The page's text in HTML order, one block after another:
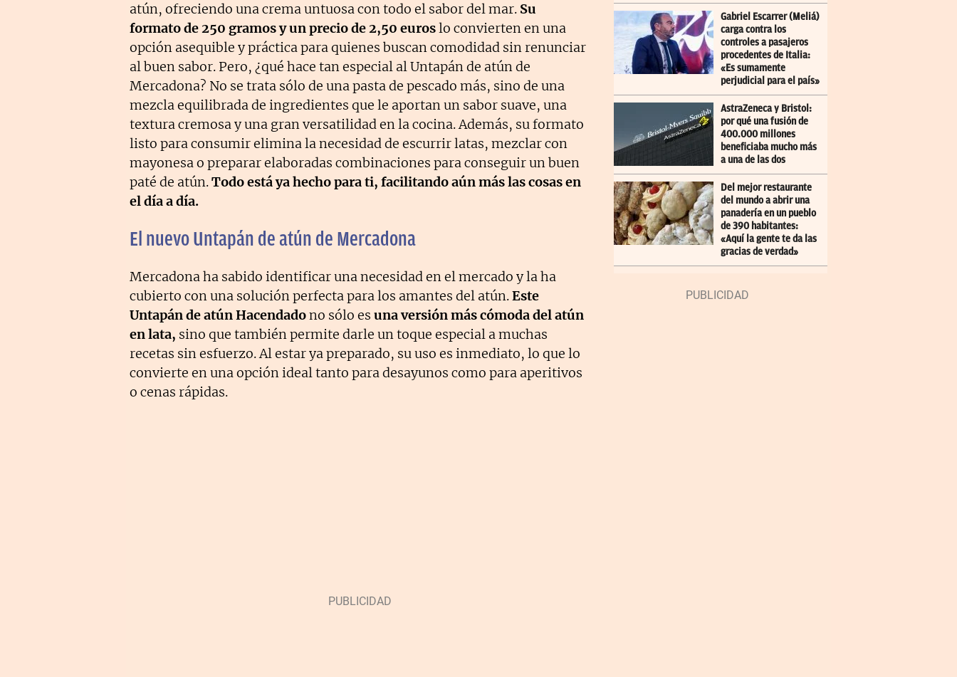
atún, ofreciendo una crema untuosa con todo el sabor del mar. Su
formato de 250 gramos y un precio de 2,50 euroslo convierten en una
opción asequible y práctica para quienes buscan comodidad sin renunciar
al buen sabor. Pero, ¿qué hace tan especial al Untapán de atún de
Mercadona? No se trata sólo de una pasta de pescado más, sino de una
mezcla equilibrada de ingredientes que le aportan un sabor suave, una
textura cremosa y una gran versatilidad en la cocina. Además, su formato
listo para consumir elimina la necesidad de escurrir latas, mezclar con
mayonesa o preparar elaboradas combinaciones para conseguir un buen
paté de atún.Todo está ya hecho para ti, facilitando aún más las cosas en
el día a día.
El nuevo Untapán de atún de Mercadona
Mercadona ha sabido identificar una necesidad en el mercado y la ha
cubierto con una solución perfecta para los amantes del atún.Este
Untapán de atún Hacendadono sólo es una versión más cómoda del atún
en lata, sino que también permite darle un toque especial a muchas
recetas sin esfuerzo. Al estar ya preparado, su uso es inmediato, lo que lo
convierte en una opción ideal tanto para desayunos como para aperitivos
o cenas rápidas.
Gabriel Escarrer (Meliá)
carga contra los
controles a pasajeros
procedentes de Italia:
«Es sumamente
perjudicial para el país»
AstraZeneca y Bristol:
por qué una fusión de
400.000 millones
beneficiaba mucho más
a una de las dos
Del mejor restaurante
del mundo a abrir una
panadería en un pueblo
de 390 habitantes:
«Aquí la gente te da las
gracias de verdad»